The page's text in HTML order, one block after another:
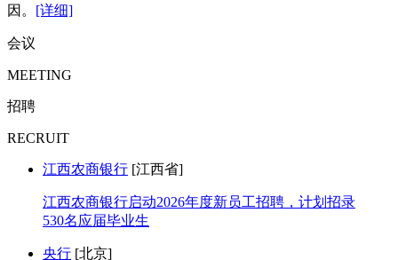
因。 [详细]
会议
MEETING
招聘
RECRUIT
江西农商银行 [江西省]
江西农商银行启动2026年度新员工招聘，计划招录
530名应届毕业生
央行 [北京]